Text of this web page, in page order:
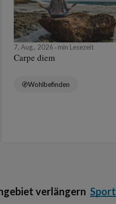
7, Aug., 2026 min Lesezeit
Carpe diem
Wohlbefinden
verlängern Sport